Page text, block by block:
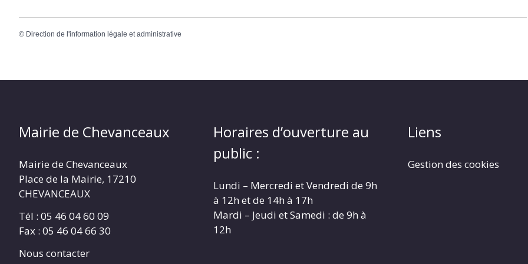
© Direction de l'information légale et administrative
Mairie de Chevanceaux
Mairie de Chevanceaux
Place de la Mairie, 17210
CHEVANCEAUX
Tél : 05 46 04 60 09
Fax : 05 46 04 66 30
Nous contacter
Horaires d’ouverture au
public :
Lundi – Mercredi et Vendredi de 9h
à 12h et de 14h à 17h
Mardi – Jeudi et Samedi : de 9h à
12h
Liens
Gestion des cookies